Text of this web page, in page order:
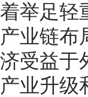
着举足轻
产业链布
济受益于
产业升级